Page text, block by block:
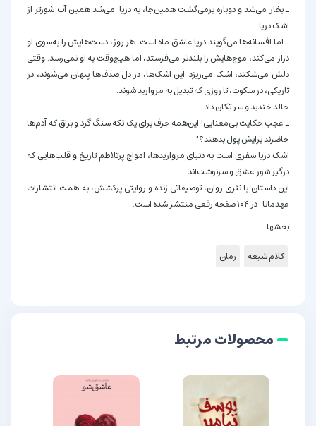
ـ بخار می‌شد و دوباره برمی‌گشت همین‌جا، به دریا. می‌شد همین آب شورتر از
اشک دریا.
ـ اما افسانه‌ها می‌گویند دریا عاشق ماه است. هر روز، دست‌هایش را به‌سوی او
دراز می‌کند، موج‌هایش را بلندتر می‌فرستد، اما هیچ‌وقت به او نمی‌رسد. وقتی
دلش می‌شکند، اشک می‌ریزد. این اشک‌ها، در دل صدف‌ها پنهان می‌شوند، در
تاریکی، در سکوت، تا روزی که تبدیل به مروارید شوند.
خالد خندید و سر تکان داد.
ـ عجب حکایت بی‌معنایی! این‌همه حرف برای یک تکه سنگ گرد و براق که آدم‌ها
حاضرند برایش پول بدهند؟"
اشک دریا سفری است به دنیای مرواریدها، امواج پرتلاطم تاریخ و قلب‌هایی که
درگیر شور عشق و سرنوشت‌اند.
این داستان با نثری روان، توصیفاتی زنده و روایتی پرکشش، به همت انتشارات
عهدمانا در ۱۰۴ صفحه رقعی منتشر شده است.
بخشها :
کلام شیعه
رمان
محصولات مرتبط